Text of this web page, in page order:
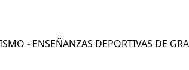
- ENSEÑANZAS DEPORTIVAS DE